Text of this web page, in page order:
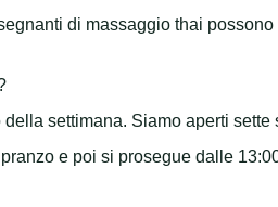
di massaggio thai
settimana. Siamo aperti sette
e poi si prosegue dalle